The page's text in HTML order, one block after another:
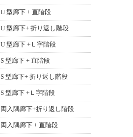
U 型廊下 + 直階段
U 型廊下+ 折り返し階段
U 型廊下 +Ｌ字階段
S 型廊下 + 直階段
S 型廊下+ 折り返し階段
S 型廊下 +Ｌ字階段
両入隅廊下+折り返し階段
両入隅廊下 + 直階段